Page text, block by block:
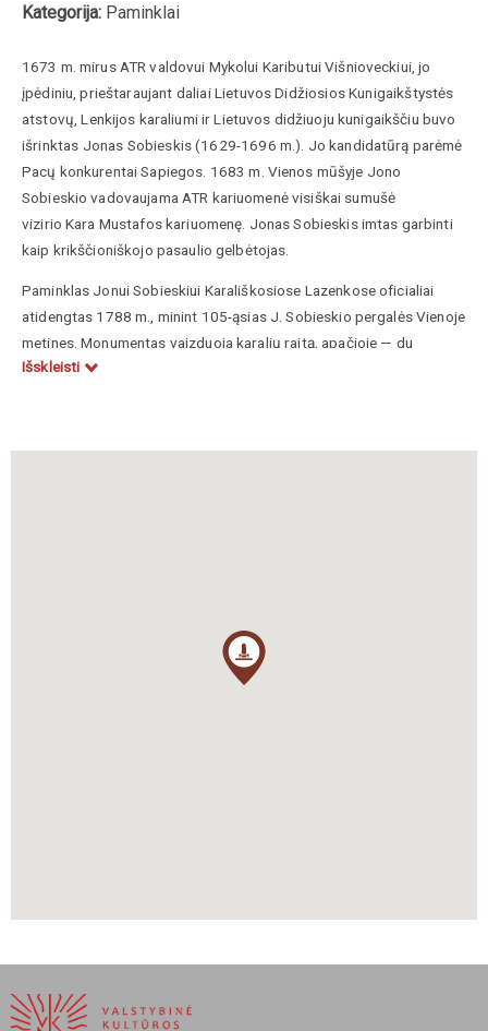
Kategorija: Paminklai
1673 m. mirus ATR valdovui Mykolui Kaributui Višnioveckiui, jo
įpėdiniu,prieštaraujant daliai Lietuvos Didžiosios Kunigaikštystės
atstovų,Lenkijos karaliumi ir Lietuvos didžiuoju kunigaikščiu buvo
išrinktas Jonas Sobieskis(1629-1696 m.) . Jo kandidatūrą parėmė
Pacų konkurentaiSapiegos . 1683 m. Vienos mūšyje Jono
Sobieskio vadovaujama ATR kariuomenė visiškai sumušė
vizirio Kara Mustafos kariuomenę. Jonas Sobieskis imtas garbinti
kaip krikščioniškojo pasaulio gelbėtojas.
Paminklas Jonui Sobieskiui Karališkosiose Lazenkose oficialiai
atidengtas 1788 m., minint 105-ąsias J. Sobieskio pergalės Vienoje
metines. Monumentas vaizduoja karalių raitą, apačioje — du
parpuolę turkai. Sobieskis apsirengęs kaip senovės romėnų karys.
kuris buvo paruoštas Jonui III Sobieskiui dar gyvam esant.
Išskleisti